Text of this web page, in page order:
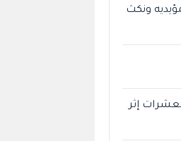
ونكث
وإصابة العشرات إثر